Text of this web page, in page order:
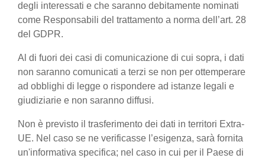
degli interessati e che saranno debitamente nominati
come Responsabili del trattamento a norma dell’art. 28
del GDPR.
Al di fuori dei casi di comunicazione di cui sopra, i dati
non saranno comunicati a terzi se non per ottemperare
ad obblighi di legge o rispondere ad istanze legali e
giudiziarie e non saranno diffusi.
Non è previsto il trasferimento dei dati in territori Extra-
UE. Nel caso se ne verificasse l’esigenza, sarà fornita
un'informativa specifica; nel caso in cui per il Paese di